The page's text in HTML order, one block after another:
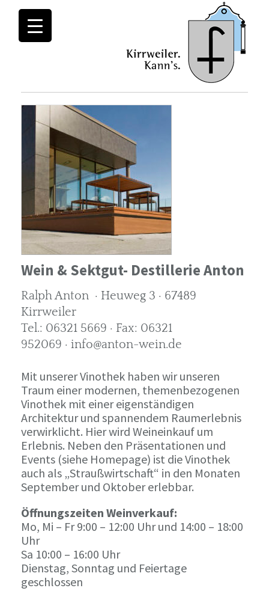
Wein & Sektgut- Destillerie Anton
Ralph Anton · Heuweg 3 · 67489
Kirrweiler
Tel.: 06321 5669 · Fax: 06321
952069 · info@anton-wein.de
Mit unserer Vinothek haben wir unseren
Traum einer modernen, themenbezogenen
Vinothek mit einer eigenständigen
Architektur und spannendem Raumerlebnis
verwirklicht. Hier wird Weineinkauf um
Erlebnis. Neben den Präsentationen und
Events (siehe Homepage) ist die Vinothek
auch als „Straußwirtschaft“ in den Monaten
September und Oktober erlebbar.
Öffnungszeiten Weinverkauf:
Mo, Mi – Fr 9:00 – 12:00 Uhr und 14:00 – 18:00
Uhr
Sa 10:00 – 16:00 Uhr
Dienstag, Sonntag und Feiertage
geschlossen